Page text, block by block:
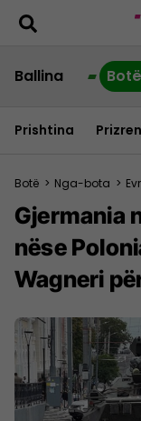
Ballina
Prishtina
Botë > Nga-bota >
Gjermania
nëse
Wagneri